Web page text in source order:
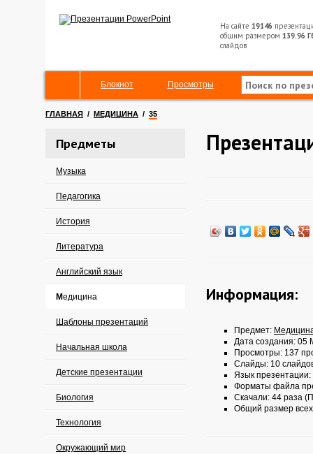
На сайте 19146
общим размером 139.96
слайдов
Блокнот Просмотры
ГЛАВНАЯ / МЕДИЦИНА / 35
Предметы
Музыка
Педагогика
История
Литература
Английский язык
Медицина
Шаблоны презентаций
Начальная школа
Детские презентации
Биология
Технология
Окружающий мир
Информация:
Предмет:
Дата создания: 05
Просмотры: 137
Слайды: 10
Язык презентации:
Форматы файла
Скачали: 44 раза
Общий размер